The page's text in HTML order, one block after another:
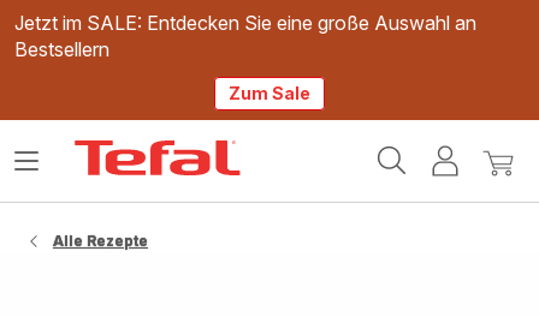
Jetzt im SALE: Entdecken Sie eine große Auswahl an
Bestsellern
Zum Sale
Mein
Mein
Das
Alle Rezepte